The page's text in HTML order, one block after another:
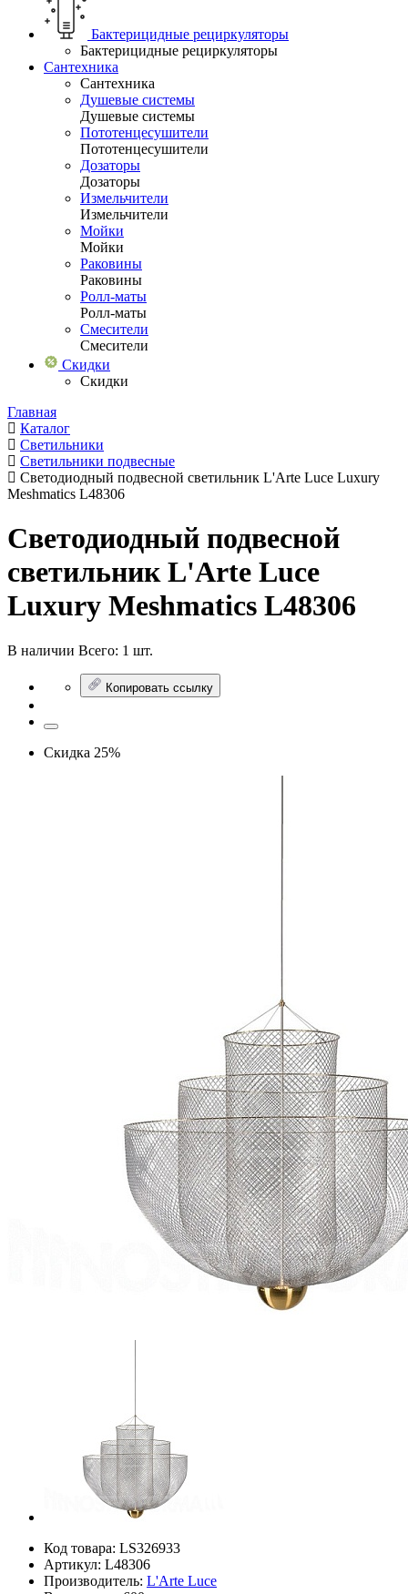
Бактерицидные рециркуляторы
Бактерицидные рециркуляторы
Сантехника
Сантехника
Душевые системы
Душевые системы
Пототенцесушители
Пототенцесушители
Дозаторы
Дозаторы
Измельчители
Измельчители
Мойки
Мойки
Раковины
Раковины
Ролл-маты
Ролл-маты
Смесители
Смесители
Скидки
Скидки
Главная
Каталог
Светильники
Светильники подвесные
Светодиодный подвесной светильник L'Arte Luce Luxury
Meshmatics L48306
Светодиодный подвесной
светильник L'Arte Luce
Luxury Meshmatics L48306
В наличии Всего: 1 шт.
Копировать ссылку
Скидка 25%
Код товара: LS326933
Артикул: L48306
Производитель: L'Arte Luce